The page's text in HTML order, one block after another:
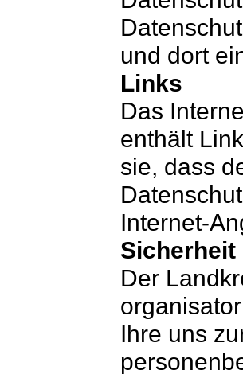
und dort
Links
Das
enthält
sie, dass
Internet-
Sicherheit
Der
Ihre uns